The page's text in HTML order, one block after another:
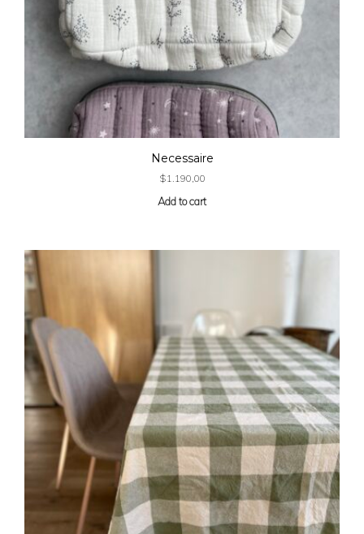
Necessaire
$1.190,00
Add to cart